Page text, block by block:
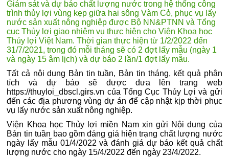
Giám sát và dự báo chất lượng nước trong hệ thống công
trình thủy lợi vùng kẹp giữa hai sông Vàm Cỏ, phục vụ lấy
nước sản xuất nông nghiệp được Bộ NN&PTNN và Tổng
cục Thủy lợi giao nhiệm vụ thực hiện cho Viện Khoa học
Thủy lợi Việt Nam. Thời gian thực hiện từ 1/2/2022 đến
31/7/2021, trong đó mỗi tháng sẽ có 2 đợt lấy mẫu (ngày 1
và ngày 15 âm lịch) và dự báo 2 lần/1 đợt lấy mẫu.
Tất cả nội dung Bản tin tuần, Bản tin tháng, kết quả phân
tích và dự báo sẽ được đưa lên trang web
https://thuyloi_dbscl.girs.vn của Tổng Cục Thủy Lợi và gửi
đến các địa phương vùng dự án để cập nhật kịp thời phục
vụ lấy nước sản xuất nông nghiệp.
Viện Khoa học Thủy lợi miền Nam xin gửi Nội dung của
Bản tin tuần bao gồm đáng giá hiện trạng chất lượng nước
ngày lấy mẫu 01/4/2022 và đánh giá dự báo kết quả chất
lượng nước cho ngày 15/4/2022 đến ngày 23/4/2022.